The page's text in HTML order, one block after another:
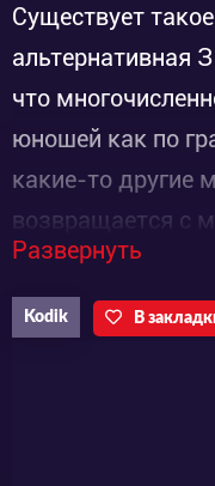
Существует
альтернативная
что
юношей как по
какие-то другие
возвращается с
прочими
сказать
выпускать в
Развернуть
Kodik В